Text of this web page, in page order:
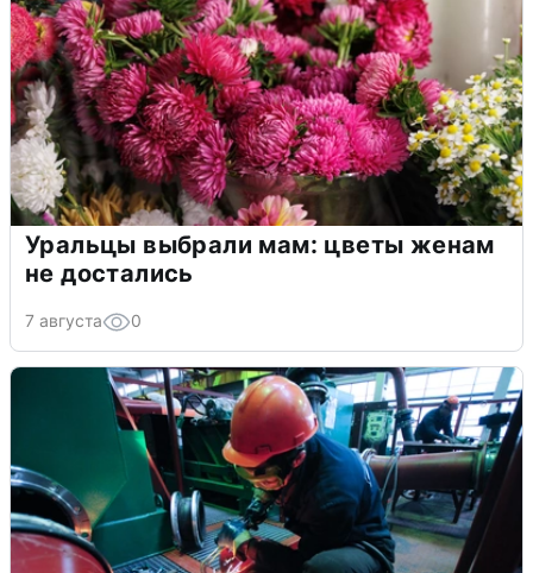
Уральцы выбрали мам: цветы женам
не достались
7 августа 0